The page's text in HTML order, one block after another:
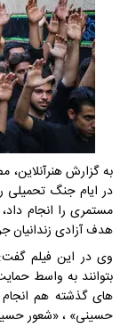
به گزارش
در ایام جنگ تحمیلی
مستمری را انجام
هدف آزادی زندانیان
وی در این فیلم
بتوانند به واسط
های گذشته هم
حسینی» ، «شعور